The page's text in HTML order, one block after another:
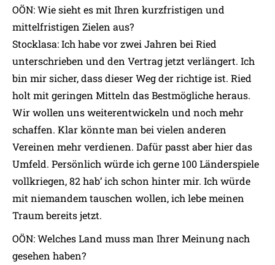
OÖN: Wie sieht es mit Ihren kurzfristigen und
mittelfristigen Zielen aus?
Stocklasa: Ich habe vor zwei Jahren bei Ried
unterschrieben und den Vertrag jetzt verlängert. Ich
bin mir sicher, dass dieser Weg der richtige ist. Ried
holt mit geringen Mitteln das Bestmögliche heraus.
Wir wollen uns weiterentwickeln und noch mehr
schaffen. Klar könnte man bei vielen anderen
Vereinen mehr verdienen. Dafür passt aber hier das
Umfeld. Persönlich würde ich gerne 100 Länderspiele
vollkriegen, 82 hab’ ich schon hinter mir. Ich würde
mit niemandem tauschen wollen, ich lebe meinen
Traum bereits jetzt.
OÖN: Welches Land muss man Ihrer Meinung nach
gesehen haben?